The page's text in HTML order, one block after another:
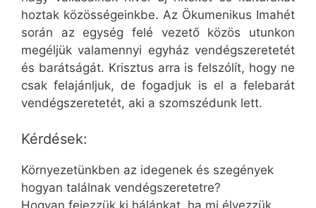
hoztak közösségeinkbe. Az Ökumenikus Imahét
során az egység felé vezető közös utunkon
megéljük valamennyi egyház vendégszeretetét
és barátságát. Krisztus arra is felszólít, hogy ne
csak felajánljuk, de fogadjuk is el a felebarát
vendégszeretetét, aki a szomszédunk lett.
Kérdések:
Környezetünkben az idegenek és szegények
hogyan találnak vendégszeretetre?
Hogyan fejezzük ki hálánkat, ha mi élvezzük